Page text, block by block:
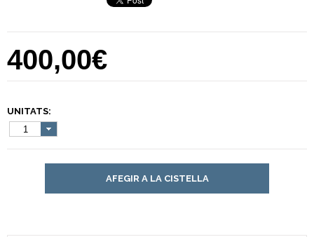
400,00€
UNITATS:
1
AFEGIR A LA CISTELLA